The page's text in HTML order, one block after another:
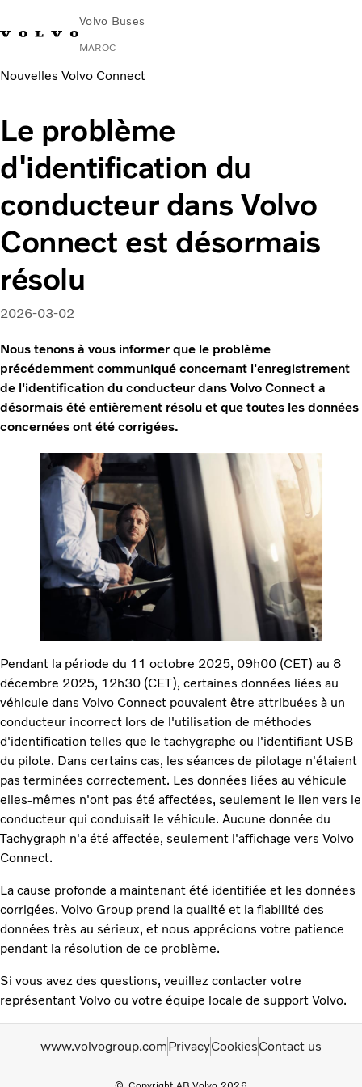
Volvo Buses
MAROC
Change Market Nous ContacterRechercher un Agent Commercial
Urbain et interurbain
Autocars
Services
Pourquoi choisir Volvo ?
News & Stories
Contact
Nouvelles Volvo Connect
Le problème
d'identification du
conducteur dans Volvo
Connect est désormais
résolu
2026-03-02
Nous tenons à vous informer que le problème
précédemment communiqué concernant l'enregistrement
de l'identification du conducteur dans Volvo Connect a
désormais été entièrement résolu et que toutes les données
concernées ont été corrigées.
Pendant la période du 11 octobre 2025, 09h00 (CET) au 8
décembre 2025, 12h30 (CET), certaines données liées au
véhicule dans Volvo Connect pouvaient être attribuées à un
conducteur incorrect lors de l'utilisation de méthodes
d'identification telles que le tachygraphe ou l'identifiant USB
du pilote. Dans certains cas, les séances de pilotage n'étaient
pas terminées correctement. Les données liées au véhicule
elles-mêmes n'ont pas été affectées, seulement le lien vers le
conducteur qui conduisait le véhicule. Aucune donnée du
Tachygraph n'a été affectée, seulement l'affichage vers Volvo
Connect.
La cause profonde a maintenant été identifiée et les données
corrigées. Volvo Group prend la qualité et la fiabilité des
données très au sérieux, et nous apprécions votre patience
pendant la résolution de ce problème.
Si vous avez des questions, veuillez contacter votre
représentant Volvo ou votre équipe locale de support Volvo.
www.volvogroup.comPrivacyCookiesContact us